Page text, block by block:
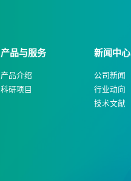
产品与服务
产品介绍
科研项目
新闻中心
公司新闻
行业动向
技术文献